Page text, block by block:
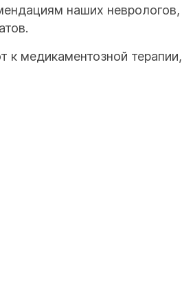
наших неврологов,
к медикаментозной терапии,